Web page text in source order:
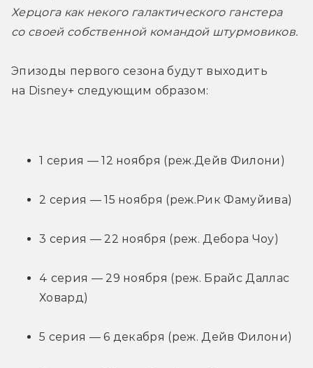
Херцога как некого галактического ганстера
со своей собственной командой штурмовиков.
Эпизоды первого сезона будут выходить
на Disney+ следующим образом:
1 серия — 12 ноября (реж.Дейв Филони)
2 серия — 15 ноября (реж.Рик Фамуйива)
3 серия — 22 ноября (реж. Дебора Чоу)
4 серия — 29 ноября (реж. Брайс Даллас
Ховард)
5 серия — 6 декабря (реж. Дейв Филони)